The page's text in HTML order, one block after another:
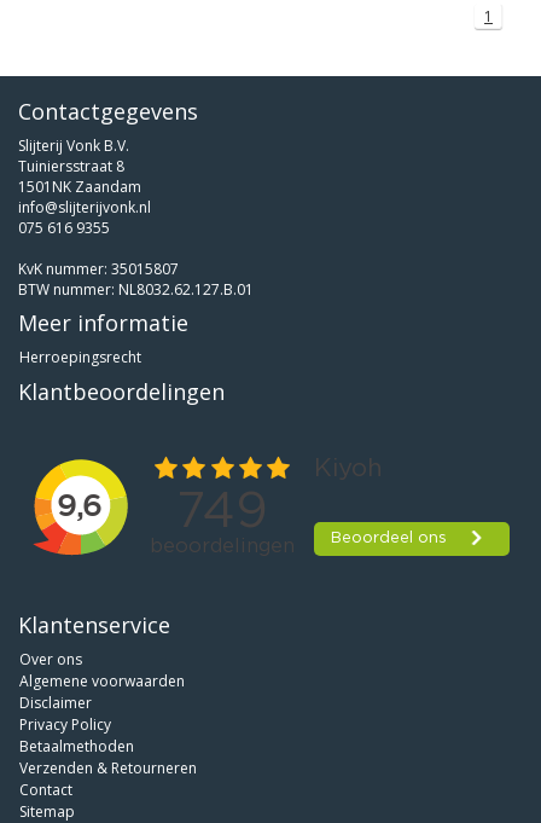
1
Contactgegevens
Slijterij Vonk B.V.
Tuiniersstraat 8
1501NK Zaandam
info@slijterijvonk.nl
075 616 9355
KvK nummer: 35015807
BTW nummer: NL8032.62.127.B.01
Meer informatie
Herroepingsrecht
Klantbeoordelingen
Klantenservice
Over ons
Algemene voorwaarden
Disclaimer
Privacy Policy
Betaalmethoden
Verzenden & Retourneren
Contact
Sitemap